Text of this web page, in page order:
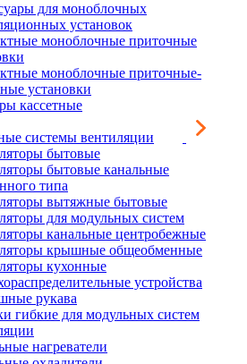
для моноблочных
установок
моноблочные приточные
моноблочные приточные-
установки
кассетные
системы вентиляции
бытовые
бытовые канальные
типа
вытяжные бытовые
для модульных систем
канальные центробежные
крышные общеобменные
кухонные
устройства
рукава
гибкие для модульных систем
нагреватели